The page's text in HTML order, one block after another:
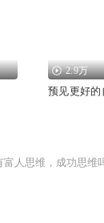
2.9万
预见更好的